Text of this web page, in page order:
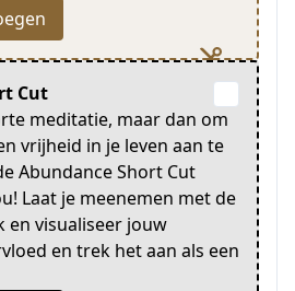
Cut
meditatie, maar dan om
vrijheid in je leven aan te
Abundance Short Cut
Laat je meenemen met de
en visualiseer jouw
en trek het aan als een